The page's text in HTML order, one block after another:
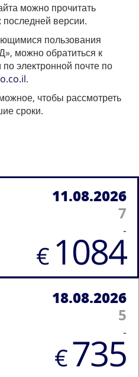
можно прочитать
версии.
пользования
можно обратиться к
электронной почте по
.
чтобы рассмотреть
сроки.
11.08.2026
7
-
€ 1084
18.08.2026
5
-
€735